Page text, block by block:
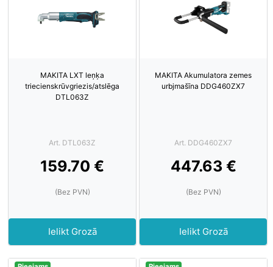
MAKITA LXT leņķa
triecienskrūvgriezis/atslēga
DTL063Z
Art. DTL063Z
159.70 €
(Bez PVN)
Ielikt Grozā
MAKITA Akumulatora zemes
urbjmašīna DDG460ZX7
Art. DDG460ZX7
447.63 €
(Bez PVN)
Ielikt Grozā